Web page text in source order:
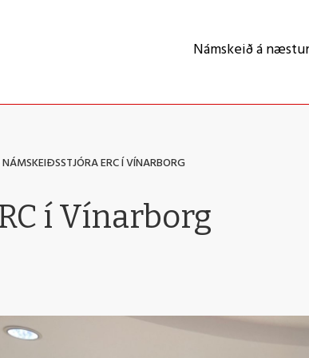
Námskeið á
ERC Í VÍNARBORG
í Vínarborg